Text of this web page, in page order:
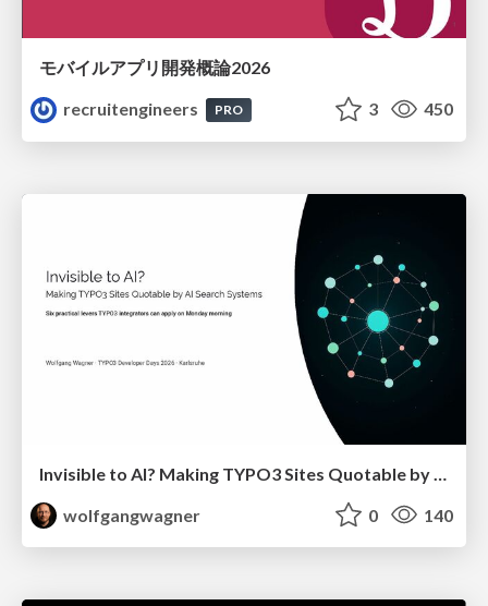
モバイルアプリ開発概論2026
recruitengineers
PRO 3 450
wolfgangwagner
0 140